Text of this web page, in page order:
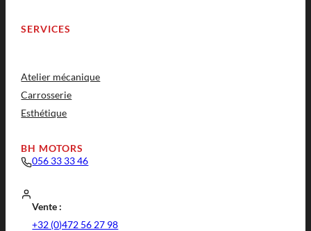
SERVICES
Atelier mécanique
Carrosserie
Esthétique
BH MOTORS
056 33 33 46
Vente :
+32 (0)472 56 27 98